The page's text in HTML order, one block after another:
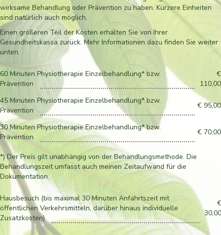
wirksame Behandlung oder Prävention zu haben. Kürzere Einheiten
sind natürlich auch möglich.
Einen größeren Teil der Kosten erhalten Sie von Ihrer
Gesundheitskassa zurück. Mehr Informationen dazu finden Sie weiter
unten.
60 Minuten Physiotherapie Einzelbehandlung* bzw.
Prävention
€
110,00
45 Minuten Physiotherapie Einzelbehandlung* bzw.
Prävention
€ 95,00
30 Minuten Physiotherapie Einzelbehandlung* bzw.
Prävention
€ 70,00
*) Der Preis gilt unabhängig von der Behandlungsmethode. Die
Behandlungszeit umfasst auch meinen Zeitaufwand für die
Dokumentation.
Hausbesuch (bis maximal 30 Minuten Anfahrtszeit mit
öffentlichen Verkehrsmitteln, darüber hinaus individuelle
Zusatzkosten)
€
30,00